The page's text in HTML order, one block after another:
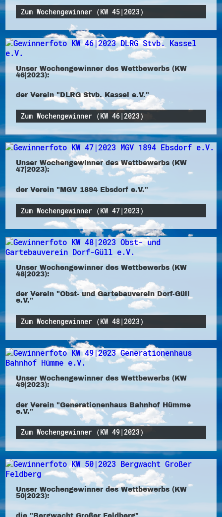
Zum Wochengewinner (KW 45|2023)
Unser Wochengewinner des Wettbewerbs (KW
46|2023):
der Verein "DLRG Stvb. Kassel e.V."
Zum Wochengewinner (KW 46|2023)
Unser Wochengewinner des Wettbewerbs (KW
47|2023):
der Verein "MGV 1894 Ebsdorf e.V."
Zum Wochengewinner (KW 47|2023)
Unser Wochengewinner des Wettbewerbs (KW
48|2023):
der Verein "Obst- und Gartebauverein Dorf-Güll
e.V."
Zum Wochengewinner (KW 48|2023)
Unser Wochengewinner des Wettbewerbs (KW
49|2023):
der Verein "Generationenhaus Bahnhof Hümme
e.V."
Zum Wochengewinner (KW 49|2023)
Unser Wochengewinner des Wettbewerbs (KW
50|2023):